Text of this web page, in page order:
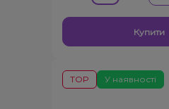
Купити
У наявності
TOP